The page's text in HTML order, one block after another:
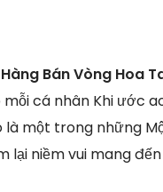
Bán Vòng Hoa
cá nhân Khi ước
là một trong những
lại niềm vui mang